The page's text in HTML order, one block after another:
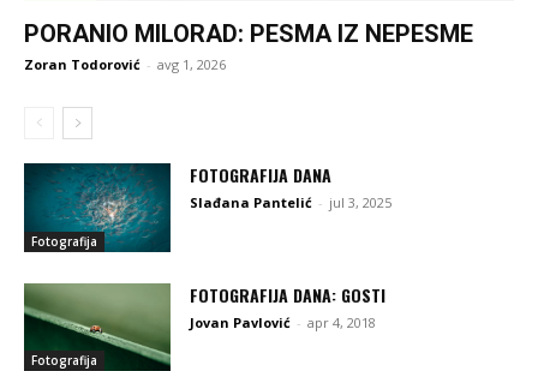
PORANIO MILORAD: PESMA IZ NEPESME
Zoran Todorović - avg 1, 2026
Fotografija
FOTOGRAFIJA DANA
Slađana Pantelić - jul 3, 2025
Fotografija
FOTOGRAFIJA DANA: GOSTI
Jovan Pavlović - apr 4, 2018